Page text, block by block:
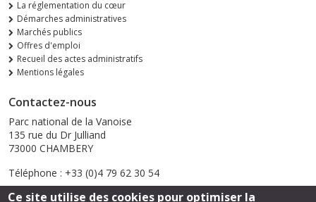
La réglementation du cœur
Démarches administratives
Marchés publics
Offres d'emploi
Recueil des actes administratifs
Mentions légales
Contactez-nous
Parc national de la Vanoise
135 rue du Dr Julliand
73000 CHAMBERY
Téléphone : +33 (0)4 79 62 30 54
Ce site utilise des cookies pour optimiser la